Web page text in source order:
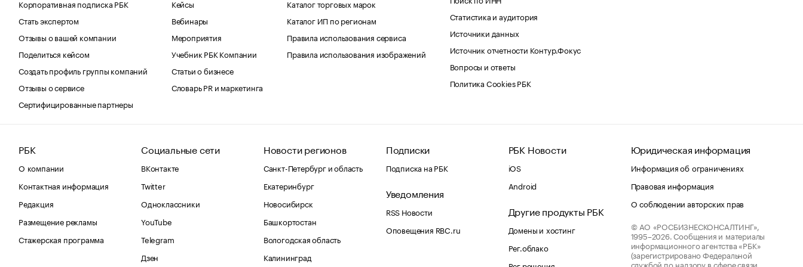
Корпоративная подписка РБК
Стать экспертом
Отзывы о вашей компании
Поделиться кейсом
Создать профиль группы компаний
Отзывы о сервисе
Сертифицированные партнеры
Кейсы
Вебинары
Мероприятия
Учебник РБК Компании
Статьи о бизнесе
Словарь PR и маркетинга
Каталог торговых марок
Каталог ИП по регионам
Правила использования сервиса
Правила использования изображений
Статистика и аудитория
Источники данных
Источник отчетности Контур.Фокус
Вопросы и ответы
Политика Cookies РБК
РБК
О компании
Контактная информация
Редакция
Размещение рекламы
Стажерская программа
Социальные сети
ВКонтакте
Twitter
Одноклассники
YouTube
Telegram
Дзен
Новости регионов
Санкт-Петербург и область
Екатеринбург
Новосибирск
Башкортостан
Вологодская область
Калининград
Подписки
Подписка на РБК
Уведомления
RSS Новости
Оповещения RBC.ru
РБК Новости
iOS
Android
Другие продукты РБК
Домены и хостинг
Рег.облако
Юридическая информация
Информация об ограничениях
Правовая информация
О соблюдении авторских прав
© АО «РОСБИЗНЕСКОНСАЛТИНГ»,
1995–2026. Сообщения и материалы
информационного агентства «РБК»
(зарегистрировано Федеральной
службой по надзору в сфере связи,